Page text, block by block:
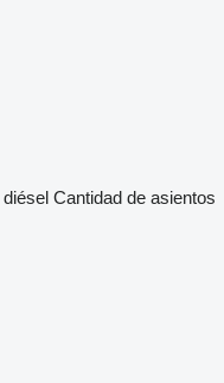
diésel Cantidad de asientos